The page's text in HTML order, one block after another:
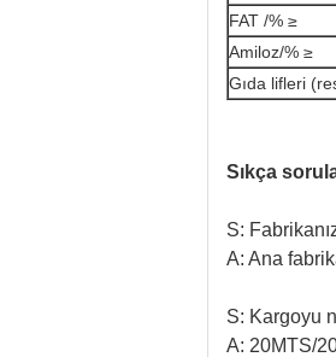
FAT /% ≥
Amiloz/% ≥
Gıda lifleri
Sıkça
S:
A: Ana
S: Kargoyu
A: 20MTS/